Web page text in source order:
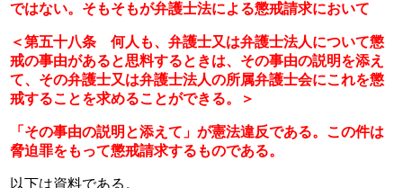
ではない。そもそもが弁護士法による懲戒請求において
＜第五十八条　何人も、弁護士又は弁護士法人について懲
戒の事由があると思料するときは、その事由の説明を添え
て、その弁護士又は弁護士法人の所属弁護士会にこれを懲
戒することを求めることができる。＞
「その事由の説明と添えて」が憲法違反である。この件は
脅迫罪をもって懲戒請求するものである。
以下は資料である。